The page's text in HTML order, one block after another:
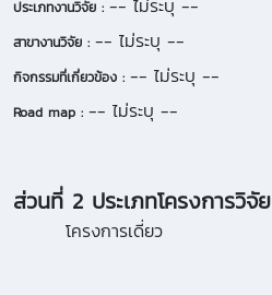
ประเภทงานวิจัย : -- ไม่ระบุ --
สาขางานวิจัย : -- ไม่ระบุ --
กิจกรรมที่เกี่ยวข้อง : -- ไม่ระบุ --
Road map : -- ไม่ระบุ --
ส่วนที่ 2 ประเภทโครงการวิจัย
โครงการเดี่ยว